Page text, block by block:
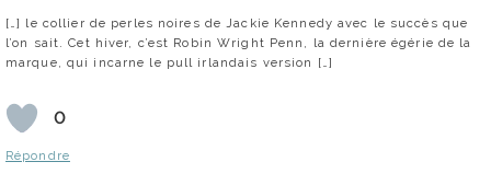
[…] le collier de perles noires de Jackie Kennedy avec le succès que
l’on sait. Cet hiver, c’est Robin Wright Penn, la dernière égérie de la
marque, qui incarne le pull irlandais version […]
0
Répondre